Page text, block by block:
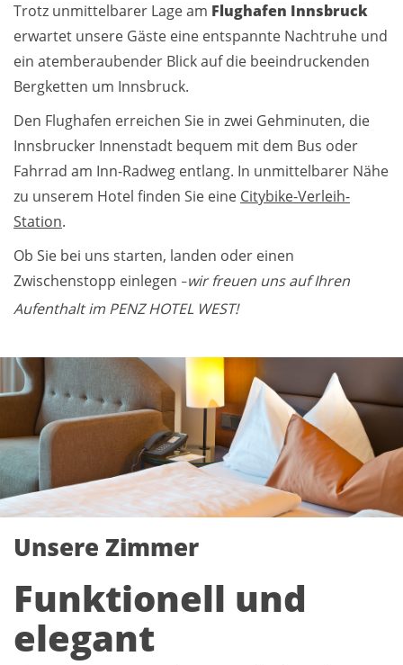
Trotz unmittelbarer Lage am Flughafen Innsbruck
erwartet unsere Gäste eine entspannte Nachtruhe und
ein atemberaubender Blick auf die beeindruckenden
Bergketten um Innsbruck.
Den Flughafen erreichen Sie in zwei Gehminuten, die
Innsbrucker Innenstadt bequem mit dem Bus oder
Fahrrad am Inn-Radweg entlang. In unmittelbarer Nähe
zu unserem Hotel finden Sie eine Citybike-Verleih-
Station.
Ob Sie bei uns starten, landen oder einen
Zwischenstopp einlegen –wir freuen uns auf Ihren
Aufenthalt im PENZ HOTEL WEST!
Unsere Zimmer
Funktionell und
elegant